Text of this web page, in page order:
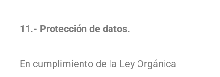
11.- Protección de datos.
En cumplimiento de la Ley Orgánica